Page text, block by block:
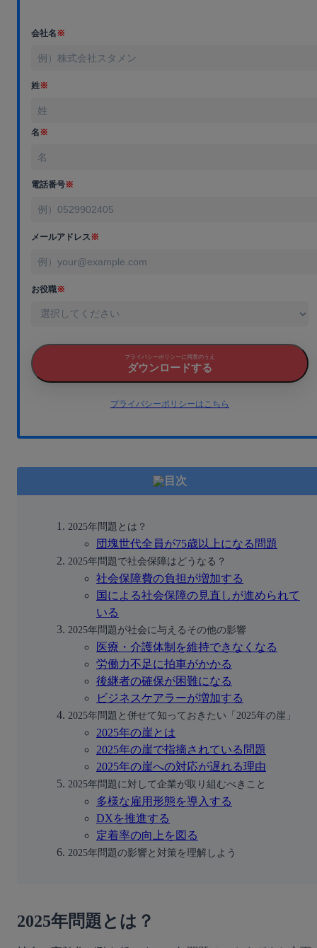
会社名※
姓※
名※
電話番号※
メールアドレス※
お役職※
プライバシーポリシーに同意のうえ
ダウンロードする
プライバシーポリシーはこちら
目次
2025年問題とは？
団塊世代全員が75歳以上になる問題
2025年問題で社会保障はどうなる？
社会保障費の負担が増加する
国による社会保障の見直しが進められて
いる
2025年問題が社会に与えるその他の影響
医療・介護体制を維持できなくなる
労働力不足に拍車がかかる
後継者の確保が困難になる
ビジネスケアラーが増加する
2025年問題と併せて知っておきたい「2025年の崖」
2025年の崖とは
2025年の崖で指摘されている問題
2025年の崖への対応が遅れる理由
2025年問題に対して企業が取り組むべきこと
多様な雇用形態を導入する
DXを推進する
定着率の向上を図る
2025年問題の影響と対策を理解しよう
2025年問題とは？